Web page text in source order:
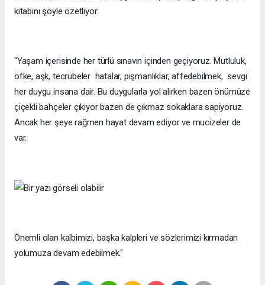
kitabını şöyle özetliyor:
"Yaşam içerisinde her türlü sınavın içinden geçiyoruz. Mutluluk,
öfke, aşk, tecrübeler hatalar, pişmanlıklar, affedebilmek, sevgi
her duygu insana dair. Bu duygularla yol alırken bazen önümüze
çiçekli bahçeler çıkıyor bazen de çıkmaz sokaklara sapiyoruz.
Ancak her şeye rağmen hayat devam ediyor ve mucizeler de
var.
Önemli olan kalbimizi, başka kalpleri ve sözlerimizi kırmadan
yolumuza devam edebilmek."